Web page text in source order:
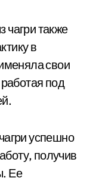
чагри также
в
свои
под
успешно
получив
Ее